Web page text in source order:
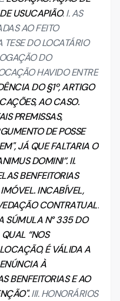
USUCAPIÃO. I. AS
AO FEITO
DO LOCATÁRIO
DO
HAVIDO ENTRE
DO §1º, ARTIGO
AO CASO.
PREMISSAS,
DE POSSE
JÁ QUE FALTARIA O
DOMINI”. II.
BENFEITORIAS
INCABÍVEL,
CONTRATUAL.
SÚMULA N° 335 DO
“NOS
É VÁLIDA A
À
BENFEITORIAS E AO
III. HONORÁRIOS